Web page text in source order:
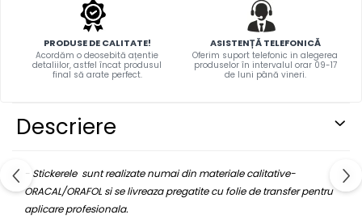
PAUL WALKER STICKER
PRODUSE IN TRENDING
STICKERE CRĂCIUN
STICKERE GEAM MIC
STICKERE JDM
PRODUSE DE CALITATE!
Acordăm o deosebită ațentie
detaliilor, astfel încat produsul
final să arate perfect.
ASISTENȚĂ TELEFONICĂ
Oferim suport telefonic in alegerea
produselor în intervalul orar 09-17
de luni până vineri.
Descriere
- Stickerele sunt realizate numai din materiale calitative-
ORACAL/ORAFOL si se livreaza pregatite cu folie de transfer pentru
aplicare profesionala.